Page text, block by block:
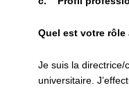
Quel est votre rôle
Je suis la directrice/
universitaire.